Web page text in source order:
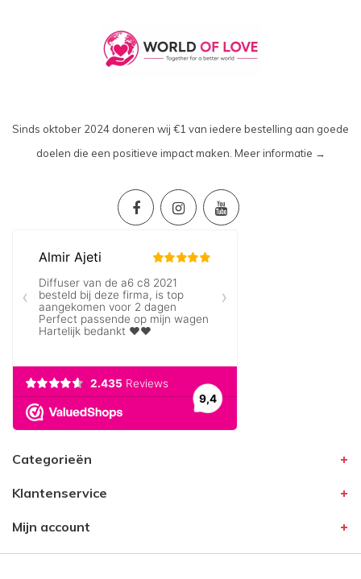
Sinds oktober 2024 doneren wij €1 van iedere bestelling aan goede
doelen die een positieve impact maken. Meer informatie →
Categorieën
Klantenservice
Mijn account